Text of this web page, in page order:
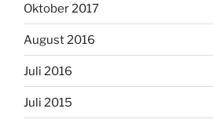
Oktober 2017
August 2016
Juli 2016
Juli 2015